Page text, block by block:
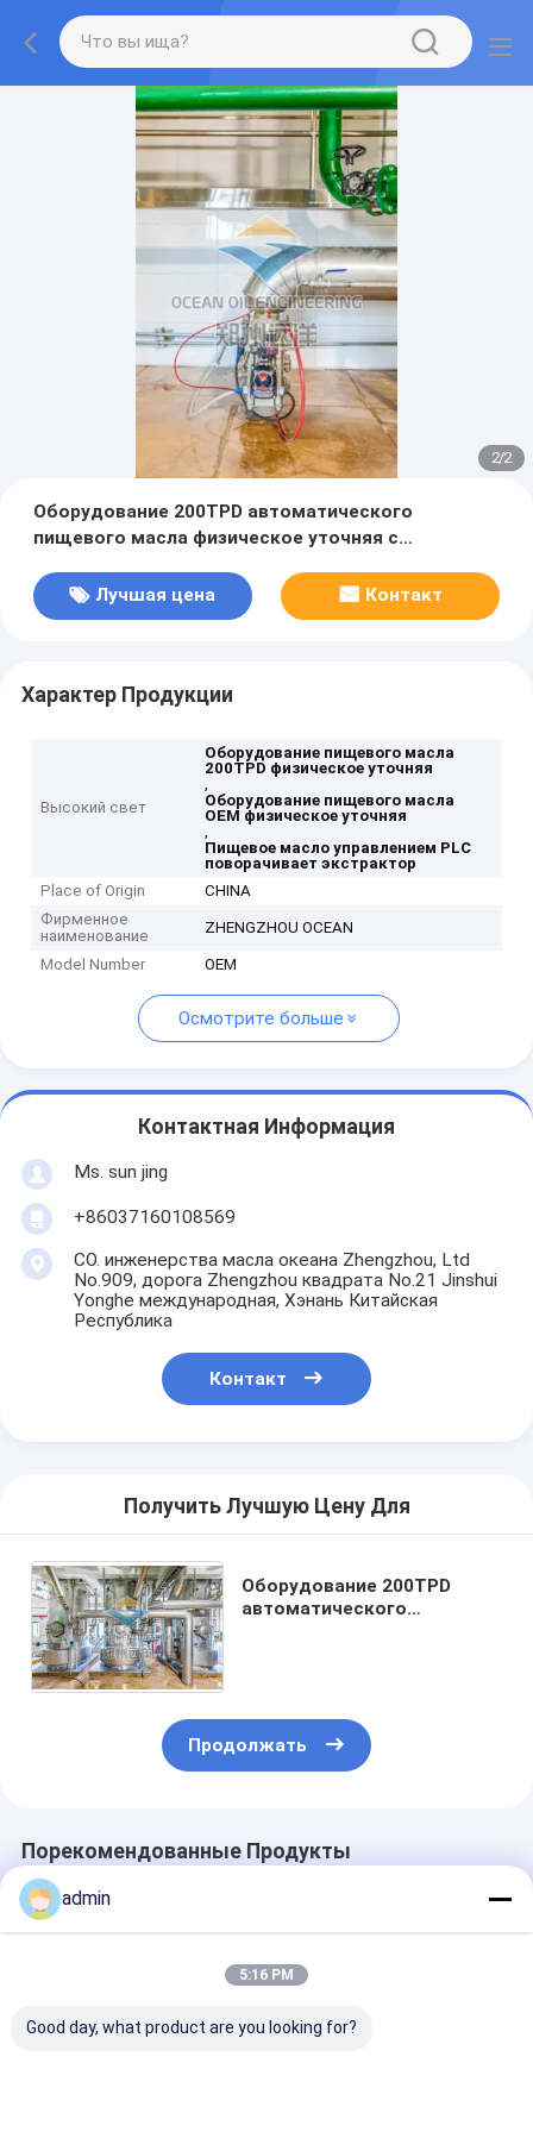
2/2
Оборудование 200TPD автоматического
пищевого масла физическое уточняя с
Лучшая цена
Контакт
Характер Продукции
Высокий свет
Оборудование пищевого масла
200TPD физическое уточняя
,
Оборудование пищевого масла
OEM физическое уточняя
,
Пищевое масло управлением PLC
поворачивает экстрактор
Place of Origin
CHINA
Фирменное
наименование
ZHENGZHOU OCEAN
Model Number OEM
Осмотрите больше
Контактная Информация
Ms. sun jing
+86037160108569
CO. инженерства масла океана Zhengzhou, Ltd
No.909, дорога Zhengzhou квадрата No.21 Jinshui
Yonghe международная, Хэнань Китайская
Республика
Контакт
Получить Лучшую Цену Для
Оборудование 200TPD
автоматического
Продолжать
Порекомендованные Продукты
admin
5:16 PM
Good day, what product are you looking for?